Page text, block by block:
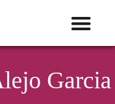
Garcia